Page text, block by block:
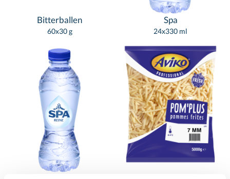
Bitterballen
60x30 g
Spa
24x330 ml